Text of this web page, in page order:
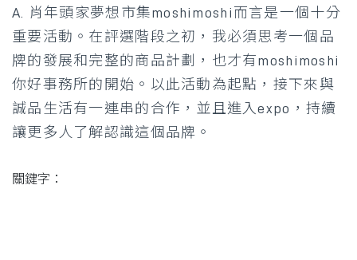
A. 肖年頭家夢想市集moshimoshi而言是一個十分
重要活動。在評選階段之初，我必須思考一個品
牌的發展和完整的商品計劃，也才有moshimoshi
你好事務所的開始。以此活動為起點，接下來與
誠品生活有一連串的合作，並且進入expo，持續
讓更多人了解認識這個品牌。
關鍵字：